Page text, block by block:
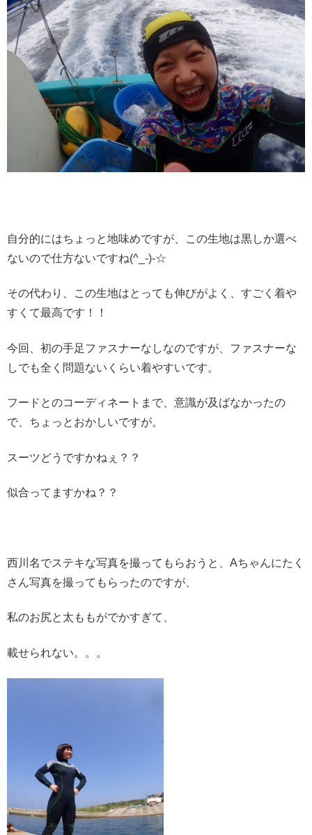
自分的にはちょっと地味めですが、この生地は黒しか選べ
ないので仕方ないですね(^_-)-☆
その代わり、この生地はとっても伸びがよく、すごく着や
すくて最高です！！
今回、初の手足ファスナーなしなのですが、ファスナーな
しでも全く問題ないくらい着やすいです。
フードとのコーディネートまで、意識が及ばなかったの
で、ちょっとおかしいですが。
スーツどうですかねぇ？？
似合ってますかね？？
西川名でステキな写真を撮ってもらおうと、Aちゃんにたく
さん写真を撮ってもらったのですが、
私のお尻と太ももがでかすぎて、
載せられない。。。